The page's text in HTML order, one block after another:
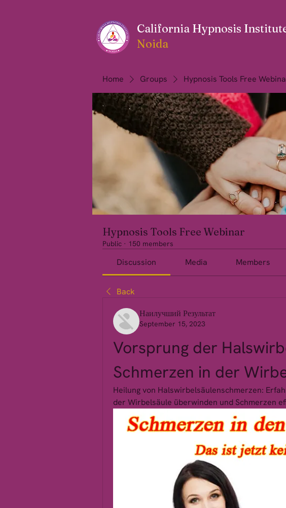
California Hypnosis
Noida
Home Groups Hypnosis Tools Free
Hypnosis Tools Free Webinar
Public · 150 members
Discussion Media Members
Back
Наилучший Результат
September 15, 2023
Vorsprung der
Schmerzen in der
Heilung von Halswirbelsäulenschmerzen:
der Wirbelsäule überwinden und Schmerzen